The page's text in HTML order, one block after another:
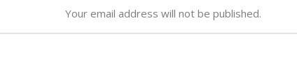
Your email address will not be published.